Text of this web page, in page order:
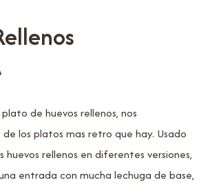
de huevos rellenos, nos
los platos mas retro que hay. Usado
huevos rellenos en diferentes versiones,
entrada con mucha lechuga de base,